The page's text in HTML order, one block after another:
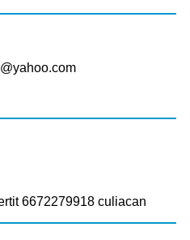
6672279918 culiacan